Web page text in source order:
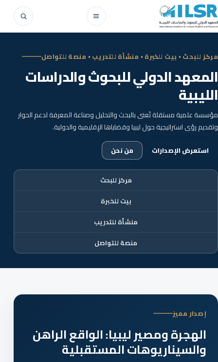
Skip to content
Open menu
Search
مركز للبحث • بيت للخبرة • منشأة للتدريب • منصة للتواصل
المعهد الدولي للبحوث والدراسات
الليبية
مؤسسة علمية مستقلة تُعنى بالبحث والتحليل وصناعة المعرفة لدعم الحوار
وتقديم رؤى استراتيجية حول ليبيا وقضاياها الإقليمية والدولية.
استعرض الإصدارات من نحن
مركز للبحث
بيت للخبرة
منشأة للتدريب
منصة للتواصل
إصدار مميز
الهجرة ومصير ليبيا: الواقع الراهن
والسيناريوهات المستقبلية